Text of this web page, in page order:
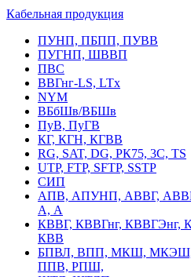
Кабельная продукция
ПУНП, ПБПП, ПУВВ
ПУГНП, ШВВП
ПВС
ВВГнг-LS, LTx
NYM
ВБбШв/ВБШв
ПуВ, ПуГВ
КГ, КГН, КГВВ
RG, SAT, DG, РК75, 3С, TS
UTP, FTP, SFTP, SSTP
СИП
АПВ, АПУНП, АВВГ,
А, А
КВВГ, КВВГнг, КВВГЭнг,
КВВ
БПВЛ, ВПП, МКШ,
ППВ, РПШ,